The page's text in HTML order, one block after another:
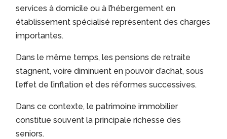
services à domicile ou à l’hébergement en
établissement spécialisé représentent des charges
importantes.
Dans le même temps, les pensions de retraite
stagnent, voire diminuent en pouvoir d’achat, sous
l’effet de l’inflation et des réformes successives.
Dans ce contexte, le patrimoine immobilier
constitue souvent la principale richesse des
seniors.